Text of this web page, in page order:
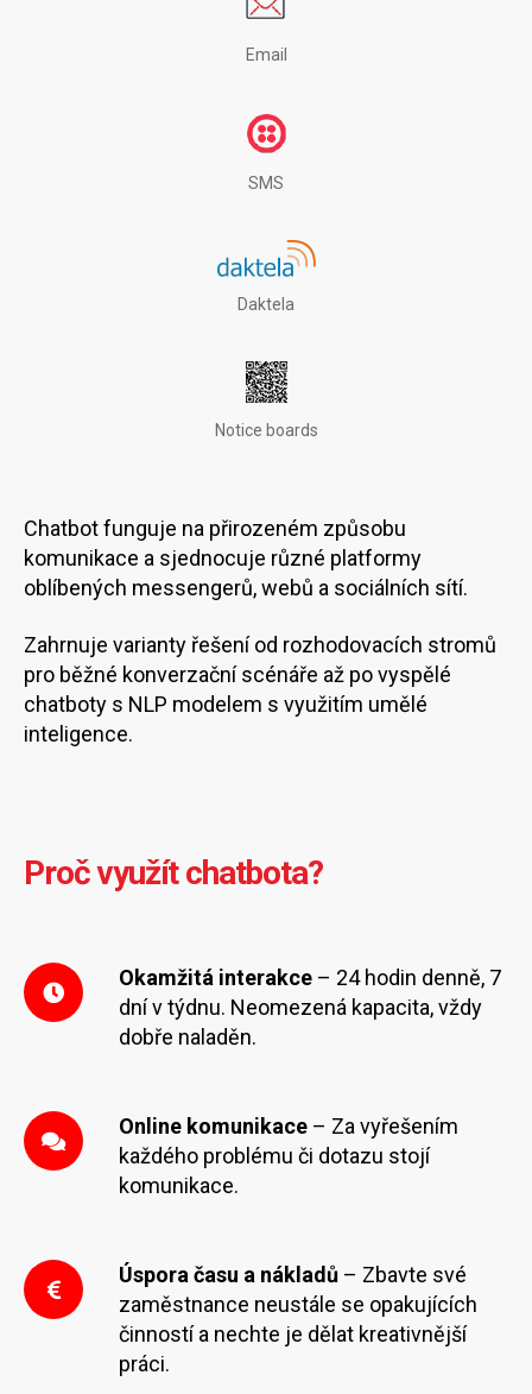
Email
SMS
Daktela
Notice boards
Chatbot funguje na přirozeném způsobu
komunikace a sjednocuje různé platformy
oblíbených messengerů, webů a sociálních sítí.
Zahrnuje varianty řešení od rozhodovacích stromů
pro běžné konverzační scénáře až po vyspělé
chatboty s NLP modelem s využitím umělé
inteligence.
Proč využít chatbota?
Okamžitá interakce – 24 hodin denně, 7
dní v týdnu. Neomezená kapacita, vždy
dobře naladěn.
Online komunikace – Za vyřešením
každého problému či dotazu stojí
komunikace.
Úspora času a nákladů – Zbavte své
zaměstnance neustále se opakujících
činností a nechte je dělat kreativnější
práci.